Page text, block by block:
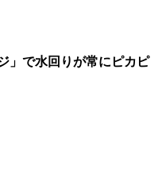
」で水回りが常にピカピ